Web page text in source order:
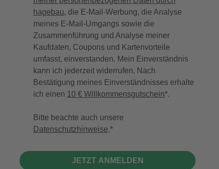
hagebau, die E-Mail-Werbung, die Analyse
meines E-Mail-Umgangs sowie die
Zusammenführung und Analyse meiner
Kaufdaten, Coupons und Kartenvorteile
umfasst, einverstanden. Mein Einverständnis
kann ich jederzeit widerrufen. Nach
Bestätigung meines Einverständnisses erhalte
ich einen 10 € Willkommensgutschein*.
Bitte beachte auch unsere
Datenschutzhinweise.
JETZT ANMELDEN